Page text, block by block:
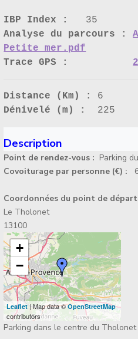
IBP Index : 35
Analyse du parcours :
Petite mer.pdf
Trace GPS :
Distance (Km) : 6
Dénivelé (m) : 225
Description
Point de rendez-vous : Parking
Covoiturage par personne (€) :
Coordonnées du point de
Le Tholonet
13100
+
−
Leaflet| Map data ©OpenStreetMap
contributors
Parking dans le centre du Tholonet